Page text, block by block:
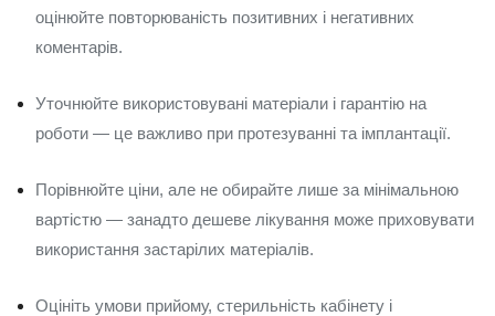
оцінюйте повторюваність позитивних і негативних
коментарів.
Уточнюйте використовувані матеріали і гарантію на
роботи — це важливо при протезуванні та імплантації.
Порівнюйте ціни, але не обирайте лише за мінімальною
вартістю — занадто дешеве лікування може приховувати
використання застарілих матеріалів.
Оцініть умови прийому, стерильність кабінету і